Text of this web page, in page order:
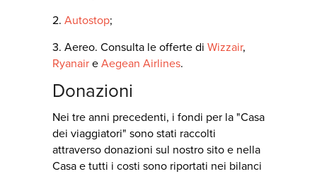
2. Autostop;
3. Aereo. Consulta le offerte di Wizzair,
Ryanair e Aegean Airlines.
Donazioni
Nei tre anni precedenti, i fondi per la "Casa
dei viaggiatori" sono stati raccolti
attraverso donazioni sul nostro sito e nella
Casa e tutti i costi sono riportati nei bilanci